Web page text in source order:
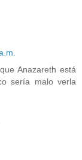
Anazareth está
sería malo verla